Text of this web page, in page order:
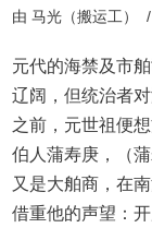
由 马光（搬运工）
元代的海禁及市
辽阔，但统治者
之前，元世祖便
伯人蒲寿庚，（
又是大舶商，在
借重他的声望：